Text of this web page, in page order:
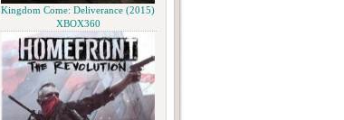
Kingdom Come: Deliverance (2015)
XBOX360